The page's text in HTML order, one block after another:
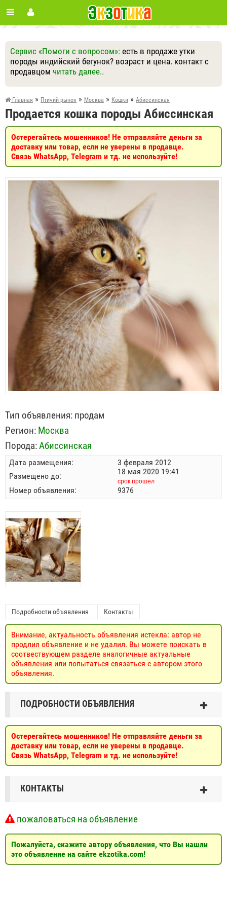
Сервис «Помоги с вопросом»: есть в продаже утки
породы индийский бегунок? возраст и цена. контакт с
продавцом читать далее..
Ответить Другие вопросы
Задать вопрос
Главная » Птичий рынок » Москва » Кошки » Абиссинская
Продается кошка породы Абиссинская
Остерегайтесь мошенников! Не отправляйте деньги за
доставку или товар, если не уверены в продавце.
Связь WhatsApp, Telegram и тд. не используйте!
Тип объявления: продам
Регион: Москва
Порода:Абиссинская
Дата размещения:
3 февраля 2012
Размещено до:
18 мая 2020 19:41
срок прошел
Номер объявления: 9376
Подробности объявления Контакты
Внимание, актуальность объявления истекла: автор не
продлил объявление и не удалил. Вы можете поискать в
соотвествующем разделе аналогичные актуальные
объявления или попытаться связаться с автором этого
объявления.
ПОДРОБНОСТИ ОБЪЯВЛЕНИЯ
Остерегайтесь мошенников! Не отправляйте деньги за
доставку или товар, если не уверены в продавце.
Связь WhatsApp, Telegram и тд. не используйте!
КОНТАКТЫ
пожаловаться на объявление
Пожалуйста, скажите автору объявления, что Вы нашли
это объявление на сайте ekzotika.com!